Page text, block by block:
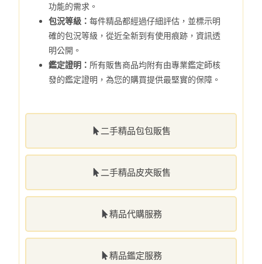
二手精品包包販售
二手精品皮夾販售
精品代購服務
精品鑑定服務
功能的需求。
包況等級：每件精品都經過仔細評估，並標示明
確的包況等級，從近全新到有使用痕跡，資訊透
明公開。
鑑定證明： 所有販售商品均附有由專業鑑定師核
發的鑑定證明，為您的購買提供最堅實的保障。